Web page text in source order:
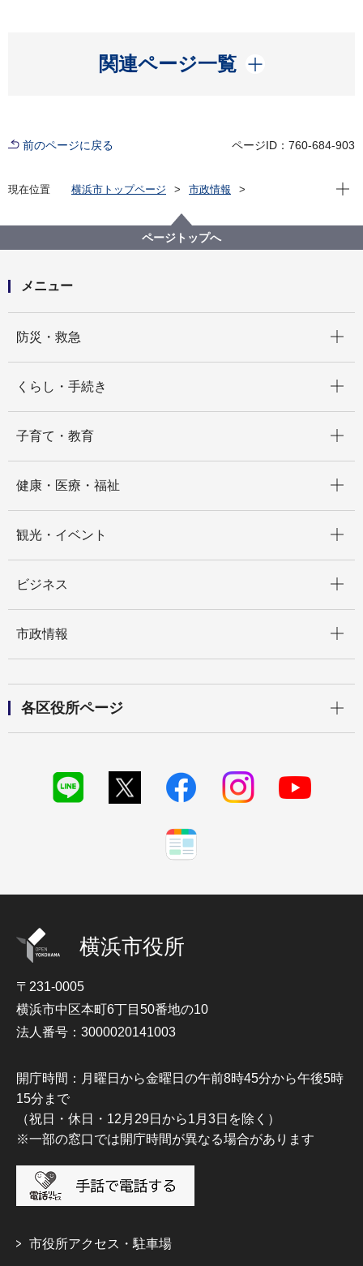
関連ページ一覧
開く
前のページに戻る ページID：760-684-903
現在位置 横浜市トップページ
市政情報
小学生が戸塚区役所の屋上水田で田植えを行います！
現在
ページトップへ
メニュー
防災・救急
くらし・手続き
子育て・教育
健康・医療・福祉
観光・イベント
ビジネス
市政情報
各区役所ページ
横浜市役所
〒231-0005
横浜市中区本町6丁目50番地の10
法人番号：3000020141003
開庁時間：月曜日から金曜日の午前8時45分から午後5時
15分まで
（祝日・休日・12月29日から1月3日を除く）
※一部の窓口では開庁時間が異なる場合があります
市役所アクセス・駐車場